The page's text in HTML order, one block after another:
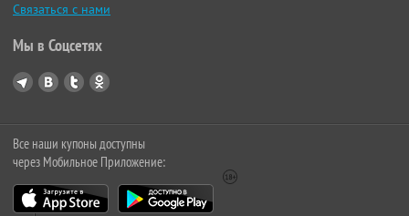
Связаться с нами
Мы в Соцсетях
Все наши купоны доступны
через Мобильное Приложение: